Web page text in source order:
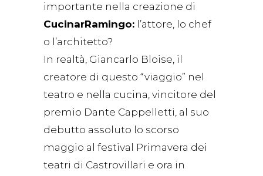
importante nella creazione di
CucinarRamingo: l’attore, lo chef
o l’architetto?
In realtà, Giancarlo Bloise, il
creatore di questo “viaggio” nel
teatro e nella cucina, vincitore del
premio Dante Cappelletti, al suo
debutto assoluto lo scorso
maggio al festival Primavera dei
teatri di Castrovillari e ora in